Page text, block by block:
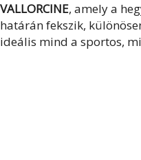
VALLORCINE, amely a
határán fekszik,
ideális mind a sportos,